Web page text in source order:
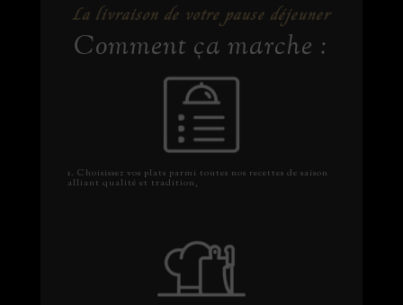
La livraison de votre pause déjeuner
Comment ça marche :
1. Choisissez vos plats parmi toutes nos recettes de saison
alliant qualité et tradition,